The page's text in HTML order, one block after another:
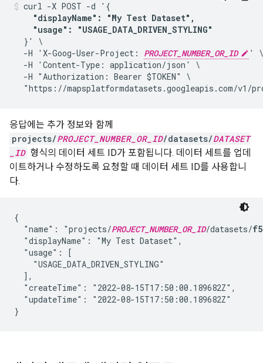
curl -X POST -d '{
"displayName": "My Test Dataset",
    "usage": "USAGE_DATA_DRIVEN_STYLING"
  }' \
  -H 'X-Goog-User-Project:
PROJECT_NUMBER_OR_ID
' \
  -H 'Content-Type: application/json' \
  -H "Authorization: Bearer $TOKEN" \
"https://mapsplatformdatasets.googleapis.com/v1/
응답에는 추가 정보와 함께
projects/PROJECT_NUMBER_OR_ID/datasets/DATASET
_ID 형식의 데이터 세트 ID가 포함됩니다. 데이터 세트를 업데
이트하거나 수정하도록 요청할 때 데이터 세트 ID를 사용합니
다.
{
  "name": "projects/
PROJECT_NUMBER_OR_ID/datasets/
  "displayName": "My Test Dataset",
  "usage": [
    "USAGE_DATA_DRIVEN_STYLING"
  ],
  "createTime": "2022-08-15T17:50:00.189682Z",
  "updateTime": "2022-08-15T17:50:00.189682Z"